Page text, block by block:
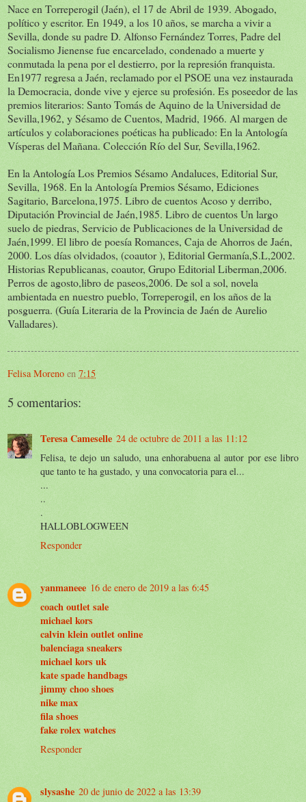
Nace en Torreperogil (Jaén), el 17 de Abril de 1939. Abogado,
político y escritor. En 1949, a los 10 años, se marcha a vivir a
Sevilla, donde su padre D. Alfonso Fernández Torres, Padre del
Socialismo Jienense fue encarcelado, condenado a muerte y
conmutada la pena por el destierro, por la represión franquista.
En1977 regresa a Jaén, reclamado por el PSOE una vez instaurada
la Democracia, donde vive y ejerce su profesión. Es poseedor de las
premios literarios: Santo Tomás de Aquino de la Universidad de
Sevilla,1962, y Sésamo de Cuentos, Madrid, 1966. Al margen de
artículos y colaboraciones poéticas ha publicado: En la Antología
Vísperas del Mañana. Colección Río del Sur, Sevilla,1962.
En la Antología Los Premios Sésamo Andaluces, Editorial Sur,
Sevilla, 1968. En la Antología Premios Sésamo, Ediciones
Sagitario, Barcelona,1975. Libro de cuentos Acoso y derribo,
Diputación Provincial de Jaén,1985. Libro de cuentos Un largo
suelo de piedras, Servicio de Publicaciones de la Universidad de
Jaén,1999. El libro de poesía Romances, Caja de Ahorros de Jaén,
2000. Los días olvidados, (coautor ), Editorial Germanía,S.L,2002.
Historias Republicanas, coautor, Grupo Editorial Liberman,2006.
Perros de agosto,libro de paseos,2006. De sol a sol, novela
ambientada en nuestro pueblo, Torreperogil, en los años de la
posguerra. (Guía Literaria de la Provincia de Jaén de Aurelio
Valladares).
Felisa Moreno en 7:15
5 comentarios:
Teresa Cameselle 24 de octubre de 2011 a las 11:12
Felisa, te dejo un saludo, una enhorabuena al autor por ese libro
que tanto te ha gustado, y una convocatoria para el...
...
..
.
HALLOBLOGWEEN
Responder
yanmaneee 16 de enero de 2019 a las 6:45
coach outlet sale
michael kors
calvin klein outlet online
balenciaga sneakers
michael kors uk
kate spade handbags
jimmy choo shoes
nike max
fila shoes
fake rolex watches
Responder
slysashe 20 de junio de 2022 a las 13:39